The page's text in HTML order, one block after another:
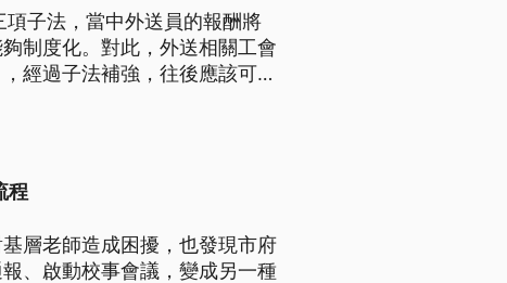
子法，當中外送員的報酬將
制度化。對此，外送相關工會
經過子法補強，往後應該可減
程
層老師造成困擾，也發現市府
、啟動校事會議，變成另一種